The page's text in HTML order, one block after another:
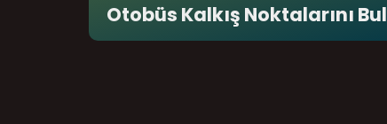
Otobüs Kalkış Noktalarını Bul